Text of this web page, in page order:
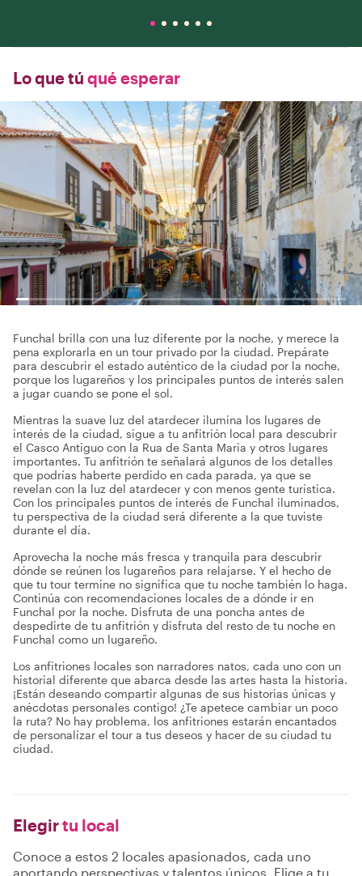
Lo que tú qué esperar
Funchal brilla con una luz diferente por la noche, y merece la
pena explorarla en un tour privado por la ciudad. Prepárate
para descubrir el estado auténtico de la ciudad por la noche,
porque los lugareños y los principales puntos de interés salen
a jugar cuando se pone el sol.
Mientras la suave luz del atardecer ilumina los lugares de
interés de la ciudad, sigue a tu anfitrión local para descubrir
el Casco Antiguo con la Rua de Santa Maria y otros lugares
importantes. Tu anfitrión te señalará algunos de los detalles
que podrías haberte perdido en cada parada, ya que se
revelan con la luz del atardecer y con menos gente turística.
Con los principales puntos de interés de Funchal iluminados,
tu perspectiva de la ciudad será diferente a la que tuviste
durante el día.
Aprovecha la noche más fresca y tranquila para descubrir
dónde se reúnen los lugareños para relajarse. Y el hecho de
que tu tour termine no significa que tu noche también lo haga.
Continúa con recomendaciones locales de a dónde ir en
Funchal por la noche. Disfruta de una poncha antes de
despedirte de tu anfitrión y disfruta del resto de tu noche en
Funchal como un lugareño.
Los anfitriones locales son narradores natos, cada uno con un
historial diferente que abarca desde las artes hasta la historia.
¡Están deseando compartir algunas de sus historias únicas y
anécdotas personales contigo! ¿Te apetece cambiar un poco
la ruta? No hay problema, los anfitriones estarán encantados
de personalizar el tour a tus deseos y hacer de su ciudad tu
ciudad.
Elegirtu local
Conoce a estos 2 locales apasionados, cada uno
aportando perspectivas y talentos únicos. Elige a tu